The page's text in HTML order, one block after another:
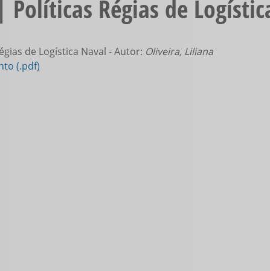
Políticas Régias de
de Logística Naval - Autor: Oliveira, Liliana
(.pdf)